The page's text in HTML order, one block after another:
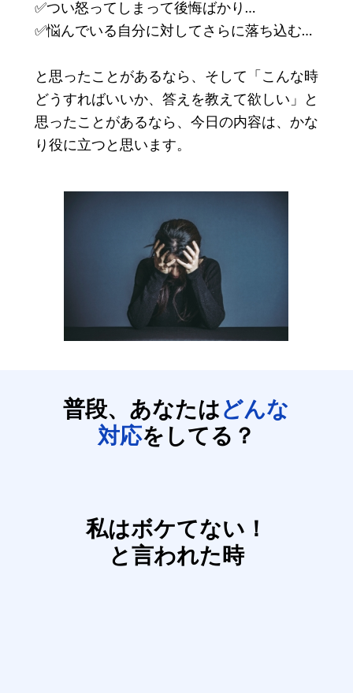
✅つい怒ってしまって後悔ばかり…
✅悩んでいる自分に対してさらに落ち込む…
と思ったことがあるなら、そして「こんな時
どうすればいいか、答えを教えて欲しい」と
思ったことがあるなら、今日の内容は、かな
り役に立つと思います。
普段、あなたはどんな
対応をしてる？
私はボケてない！
と言われた時